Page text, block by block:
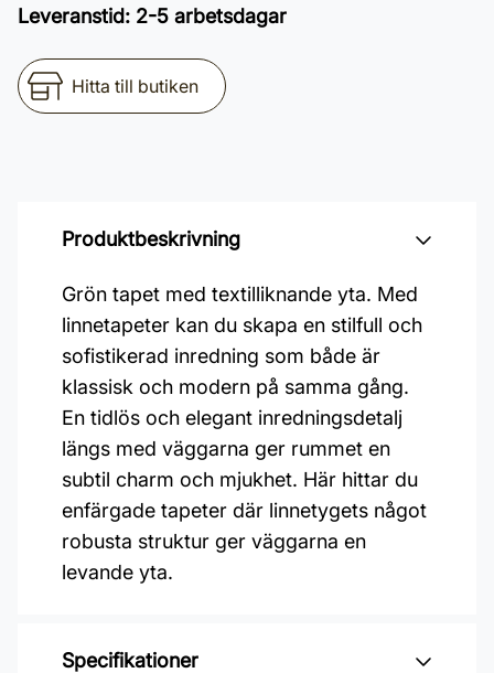
Leveranstid: 2-5 arbetsdagar
Hitta till butiken
Produktbeskrivning
Grön tapet med textilliknande yta. Med
linnetapeter kan du skapa en stilfull och
sofistikerad inredning som både är
klassisk och modern på samma gång.
En tidlös och elegant inredningsdetalj
längs med väggarna ger rummet en
subtil charm och mjukhet. Här hittar du
enfärgade tapeter där linnetygets något
robusta struktur ger väggarna en
levande yta.
Specifikationer